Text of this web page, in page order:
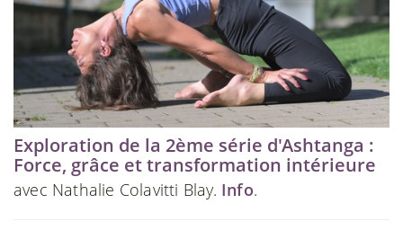
Exploration de la 2ème série d'Ashtanga :
Force, grâce et transformation intérieure
avec Nathalie Colavitti Blay. Info.